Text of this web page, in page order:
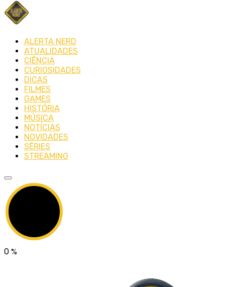
ALERTA NERD
ATUALIDADES
CIÊNCIA
CURIOSIDADES
DICAS
FILMES
GAMES
HISTÓRIA
MÚSICA
NOTÍCIAS
NOVIDADES
SÉRIES
STREAMING
0%